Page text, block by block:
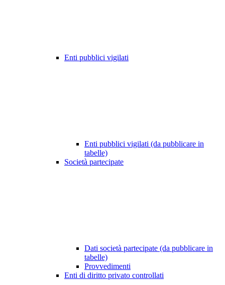
Enti pubblici vigilati
Enti pubblici vigilati (da pubblicare in
tabelle)
Società partecipate
Dati società partecipate (da pubblicare in
tabelle)
Provvedimenti
Enti di diritto privato controllati